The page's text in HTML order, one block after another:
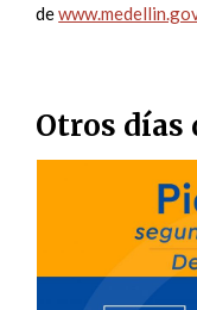
de
Otros días